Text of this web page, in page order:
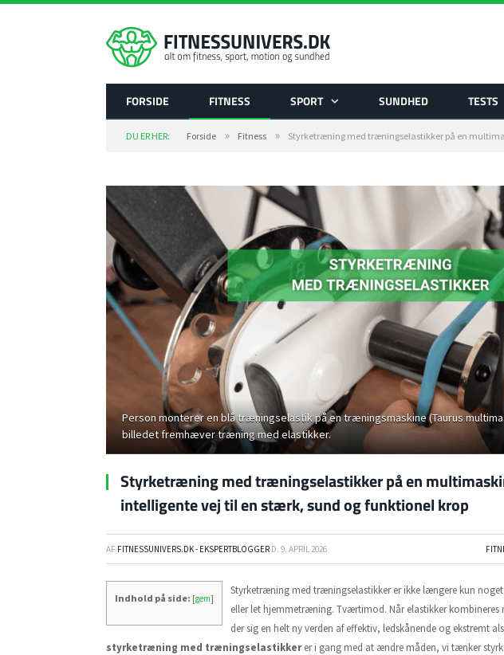
FORSIDE FITNESS SPORT SUNDHED TESTS
DU ER HER: Forside » Fitness » Styrketræning med træningselastikker på en
Person monterer en blå træningselastik på en træningsmaskine (Taurus
billedet fremhæver træning med elastikker.
Styrketræning med træningselastikker på en
intelligente vej til en stærk, sund og funktionel krop
AF FITNESSUNIVERS.DK - EKSPERTBLOGGER D. 9. APRIL 2026
Indhold på side: [gem]
Styrketræning med træningselastikker er ikke længere kun
eller let hjemmetræning. Tværtimod. Når elastikker
der sig en helt ny verden af effektiv, ledskånende og ekstremt
styrketræning med træningselastikkerer i gang med at ændre måden, vi tænker